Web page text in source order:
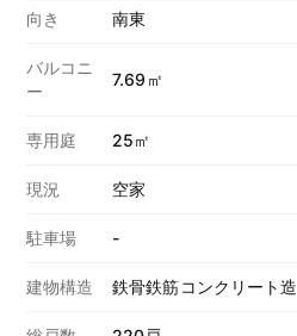
向き 南東
バルコニ
ー
7.69㎡
専用庭 25㎡
現況 空家
駐車場 -
建物構造 鉄骨鉄筋コンクリート造